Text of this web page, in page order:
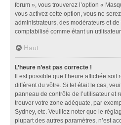
forum », vous trouverez l’option «
vous activez cette option, vous ne
administrateurs, des modérateurs et
comptabilisé comme étant un
Haut
L’heure n’est pas correcte !
Il est possible que l’heure affichée soit
différent du vôtre. Si tel était le cas,
panneau de contrôle de l’utilisateur et
trouver votre zone adéquate, par
Sydney, etc. Veuillez noter que le
plupart des autres paramètres, n’est